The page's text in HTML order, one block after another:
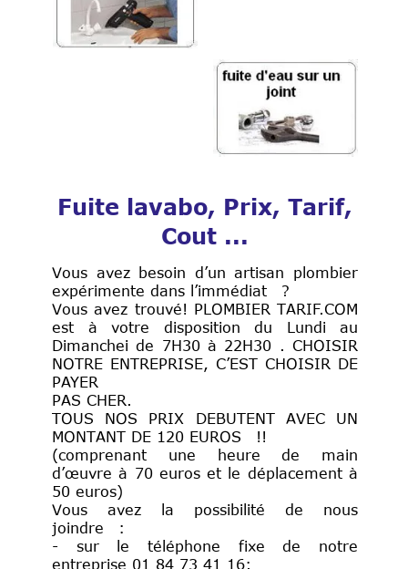
Fuite lavabo, Prix, Tarif,
Cout ...
Vous avez besoin d’un artisan plombier
expérimente dans l’immédiat ?
Vous avez trouvé! PLOMBIER TARIF.COM
est à votre disposition du Lundi au
Dimanchei de 7H30 à 22H30 . CHOISIR
NOTRE ENTREPRISE, C’EST CHOISIR DE
PAYER
PAS CHER.
TOUS NOS PRIX DEBUTENT AVEC UN
MONTANT DE 120 EUROS !!
(comprenant une heure de main
d’œuvre à 70 euros et le déplacement à
50 euros)
Vous avez la possibilité de nous
joindre :
- sur le téléphone fixe de notre
entreprise 01 84 73 41 16;